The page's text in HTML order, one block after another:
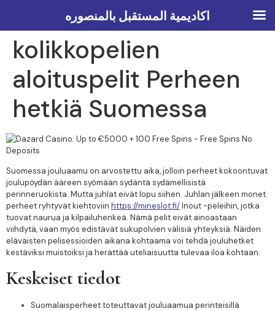
Jouluaamun kaivos -
kolikkopelien
aloituspelit Perheen
hetkiä Suomessa
Suomessa jouluaamu on arvostettu aika, jolloin perheet kokoontuvat
joulupöydän ääreen syömään sydäntä sydämellisistä
perinneruokista. Mutta juhlat eivät lopu siihen. Juhlan jälkeen monet
perheet ryhtyvät kiehtoviin https://mineslot.fi/Inout -peleihin, jotka
tuovat naurua ja kilpailuhenkeä. Nämä pelit eivät ainoastaan
viihdytä, vaan myös edistävät sukupolvien välisiä yhteyksiä. Näiden
eläväisten pelisessioiden aikana kohtaama voi tehdä jouluhetket
kestäviksi muistoiksi ja herättää uteliaisuutta tulevaa iloa kohtaan.
Keskeiset tiedot
Suomalaisperheet toteuttavat jouluaamua perinteisillä
اكاديمية المستقبل بالمنصوره